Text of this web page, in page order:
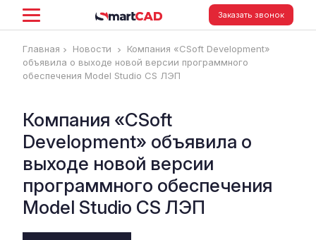
Заказать звонок
Главная Новости
Компания «CSoft Development»
объявила о выходе новой версии программного
обеспечения Model Studio CS ЛЭП
Компания «CSoft
Development» объявила о
выходе новой версии
программного обеспечения
Model Studio CS ЛЭП